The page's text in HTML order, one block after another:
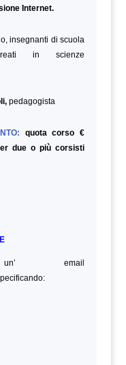
Internet.
insegnanti di scuola
in scienze
pedagogista
quota corso €
due o più corsisti
email